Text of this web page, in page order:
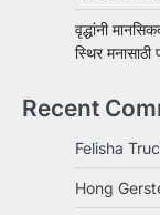
वृद्धांनी
स्थिर मनासाठी
Recent
Felisha
Hong